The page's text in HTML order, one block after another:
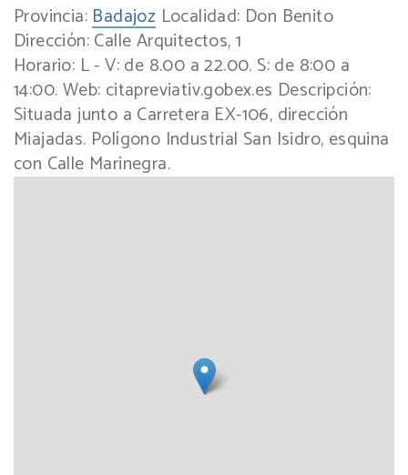
Provincia: Badajoz Localidad: Don Benito
Dirección:Calle Arquitectos, 1
Horario: L - V: de 8.00 a 22.00. S: de 8:00 a
14:00.Web: citapreviativ.gobex.es Descripción:
Situada junto a Carretera EX-106, dirección
Miajadas. Polígono Industrial San Isidro, esquina
con Calle Marinegra.